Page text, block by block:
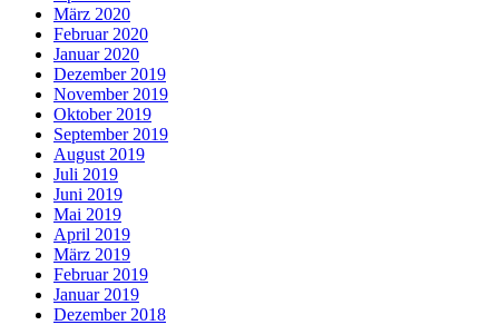
März 2020
Februar 2020
Januar 2020
Dezember 2019
November 2019
Oktober 2019
September 2019
August 2019
Juli 2019
Juni 2019
Mai 2019
April 2019
März 2019
Februar 2019
Januar 2019
Dezember 2018